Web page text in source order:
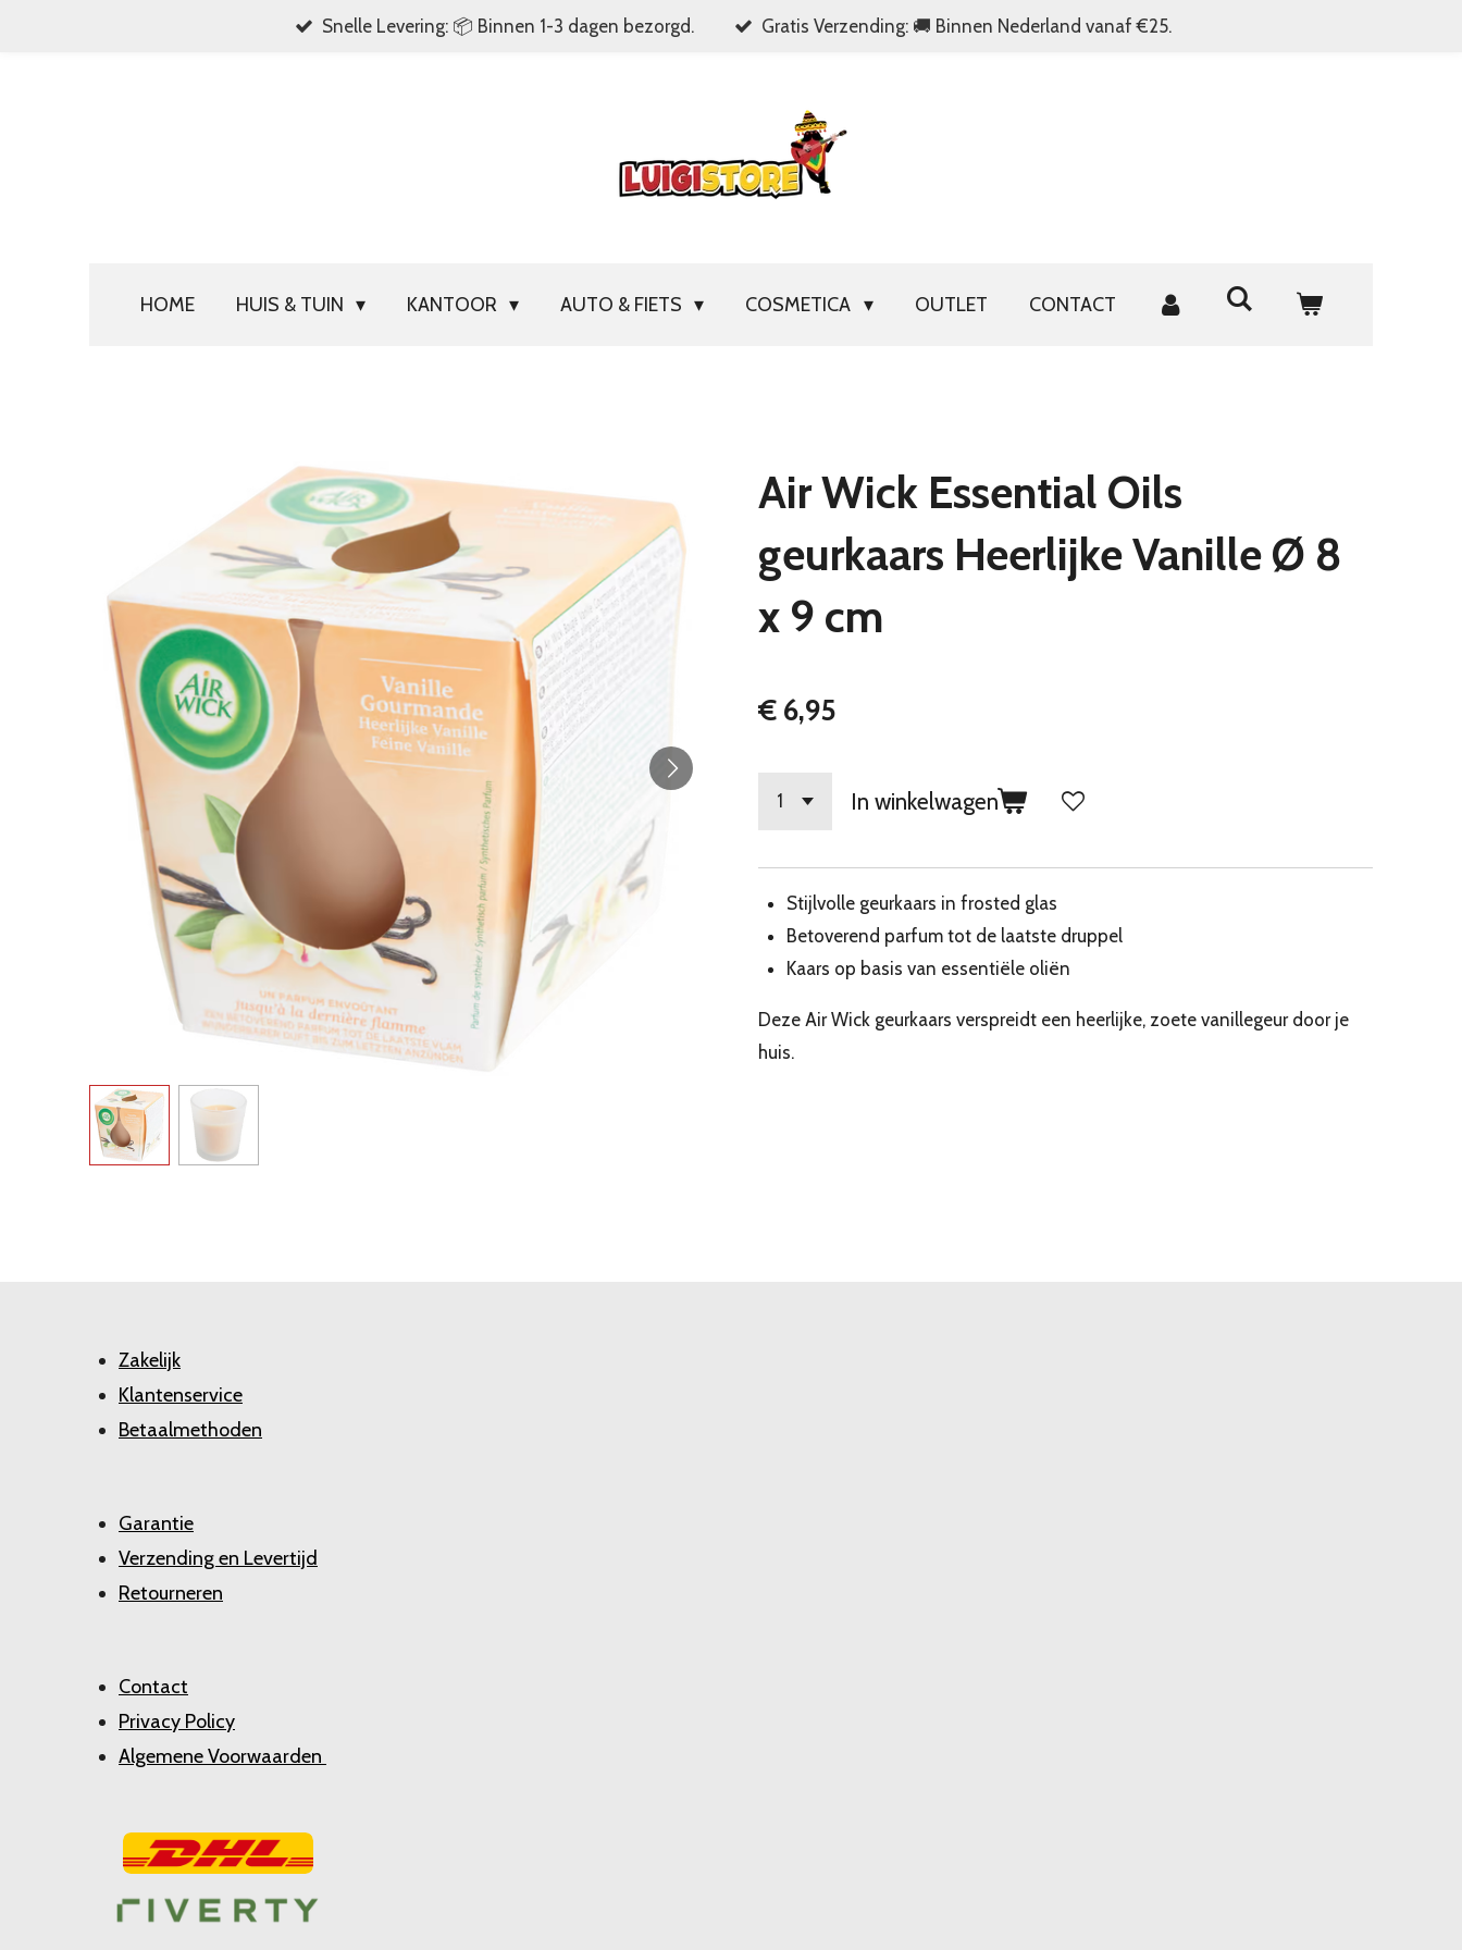
Snelle Levering: 📦 Binnen 1-3 dagen bezorgd. Gratis Verzending: 🚚 Binnen Nederland vanaf €25.
HOME HUIS & TUIN KANTOOR AUTO & FIETS COSMETICA OUTLET CONTACT
Air Wick Essential Oils
geurkaars Heerlijke Vanille Ø 8
x 9 cm
€ 6,95
In winkelwagen
Stijlvolle geurkaars in frosted glas
Betoverend parfum tot de laatste druppel
Kaars op basis van essentiële oliën
Deze Air Wick geurkaars verspreidt een heerlijke, zoete vanillegeur door je
huis.
Zakelijk
Klantenservice
Betaalmethoden
Garantie
Verzending en Levertijd
Retourneren
Contact
Privacy Policy
Algemene Voorwaarden